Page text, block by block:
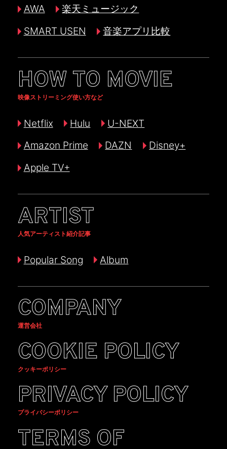
AWA
楽天ミュージック
SMART USEN
音楽アプリ比較
HOW TO MOVIE
映像ストリーミング使い方など
Netflix Hulu
U-NEXT
Amazon Prime
DAZN
Disney+
Apple TV+
ARTIST
人気アーティスト紹介記事
Popular Song Album
COMPANY
運営会社
COOKIE POLICY
クッキーポリシー
PRIVACY POLICY
プライバシーポリシー
TERMS OF